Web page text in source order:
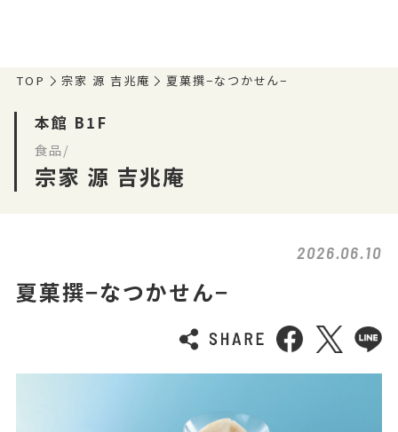
TOP 宗家 源 吉兆庵 夏菓撰−なつかせん−
本館 B1F
食品/
宗家 源 吉兆庵
2026.06.10
夏菓撰−なつかせん−